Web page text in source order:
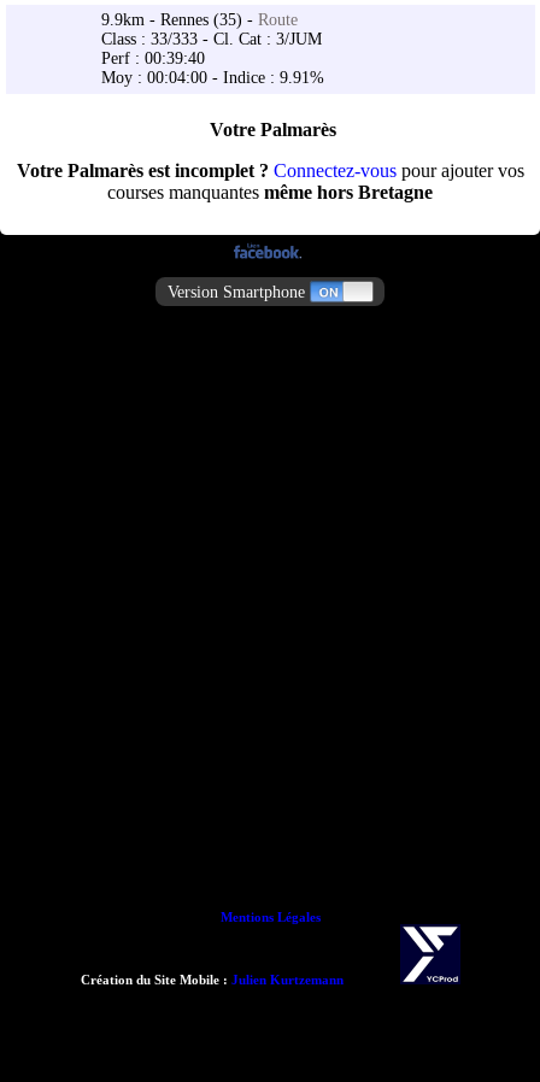
9.9km - Rennes (35) - Route
Class : 33/333 - Cl. Cat : 3/JUM
Perf : 00:39:40
Moy : 00:04:00 - Indice : 9.91%
Votre Palmarès
Votre Palmarès est incomplet ? Connectez-vouspour ajouter vos
courses manquantes même hors Bretagne
Version Smartphone
Mentions Légales
Création du Site Mobile : Julien Kurtzemann- 2015 -